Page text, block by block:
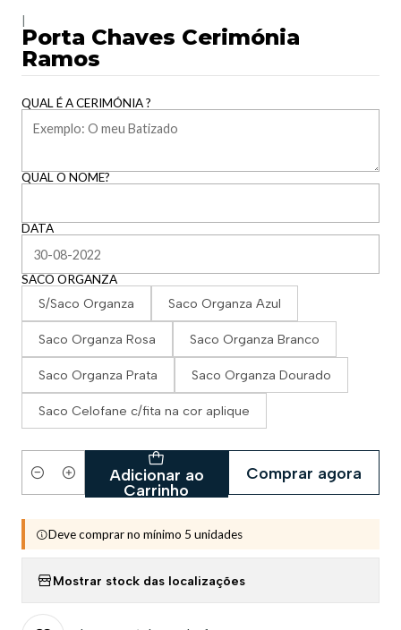
Porta Chaves Cerimónia
Ramos
QUAL É A CERIMÓNIA ?
QUAL O NOME?
DATA
SACO ORGANZA
S/Saco Organza Saco Organza Azul
Saco Organza Rosa Saco Organza Branco
Saco Organza Prata Saco Organza Dourado
Saco Celofane c/fita na cor aplique
Quantidade
Adicionar ao
Carrinho
Comprar agora
Deve comprar no mínimo 5 unidades
Mostrar stock das localizações